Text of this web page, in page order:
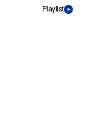
Playlist